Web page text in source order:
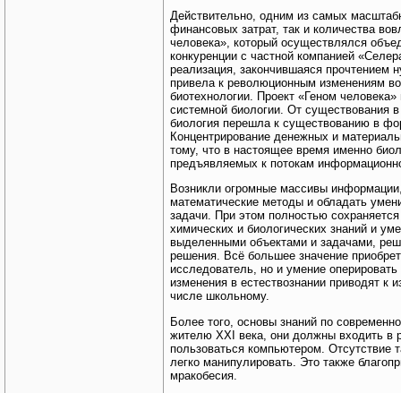
Действительно, одним из самых
финансовых затрат, так и количества
человека», который осуществлялся
конкуренции с частной компанией
реализация, закончившаяся прочтением
привела к революционным изменениям
биотехнологии. Проект «Геном
системной биологии. От существования
биология перешла к существованию в
Концентрирование денежных и
тому, что в настоящее время именно
предъявляемых к потокам
Возникли огромные массивы
математические методы и обладать
задачи. При этом полностью
химических и биологических знаний и
выделенными объектами и задачами,
решения. Всё большее значение
исследователь, но и умение
изменения в естествознании приводят к
числе школьному.
Более того, основы знаний по
жителю XXI века, они должны входить в
пользоваться компьютером. Отсутствие
легко манипулировать. Это также
мракобесия.